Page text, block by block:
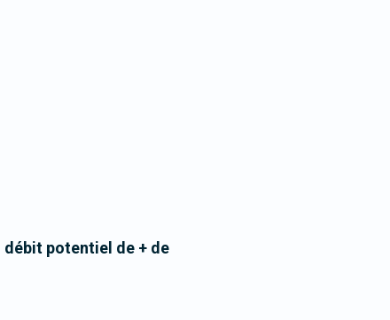
débit potentiel de + de